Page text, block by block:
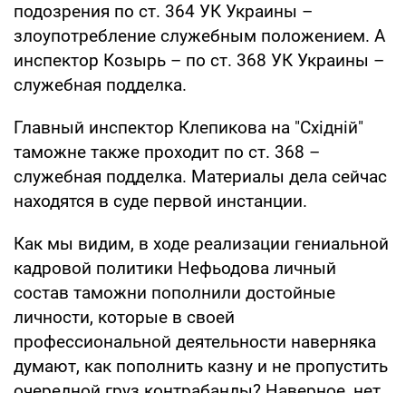
подозрения по ст. 364 УК Украины –
злоупотребление служебным положением. А
инспектор Козырь – по ст. 368 УК Украины –
служебная подделка.
Главный инспектор Клепикова на "Східній"
таможне также проходит по ст. 368 –
служебная подделка. Материалы дела сейчас
находятся в суде первой инстанции.
Как мы видим, в ходе реализации гениальной
кадровой политики Нефьодова личный
состав таможни пополнили достойные
личности, которые в своей
профессиональной деятельности наверняка
думают, как пополнить казну и не пропустить